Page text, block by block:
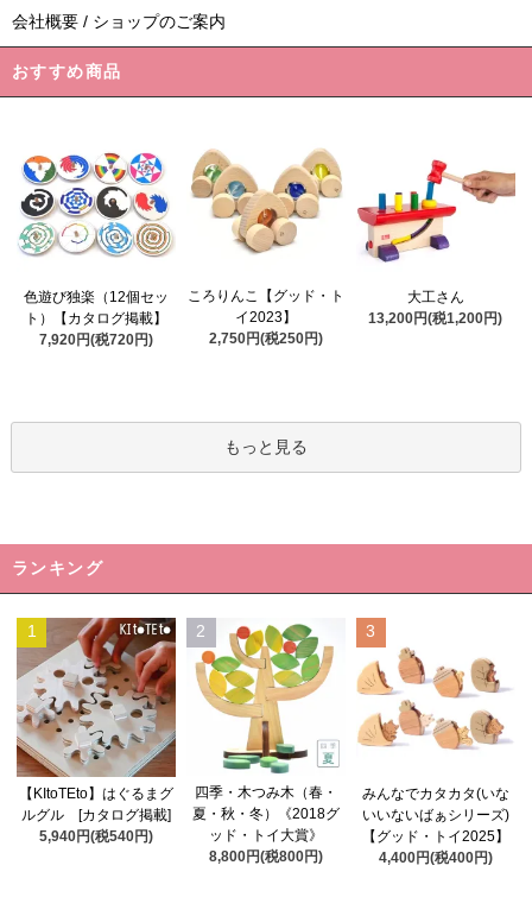
会社概要 / ショップのご案内
おすすめ商品
色遊び独楽（12個セッ
ト）【カタログ掲載】
7,920円(税720円)
ころりんこ【グッド・ト
イ2023】
2,750円(税250円)
大工さん
13,200円(税1,200円)
もっと見る
ランキング
1
【KItoTEto】はぐるまグ
ルグル [カタログ掲載]
5,940円(税540円)
2
四季・木つみ木（春・
夏・秋・冬）《2018グ
ッド・トイ大賞》
8,800円(税800円)
3
みんなでカタカタ(いな
いいないばぁシリーズ)
【グッド・トイ2025】
4,400円(税400円)